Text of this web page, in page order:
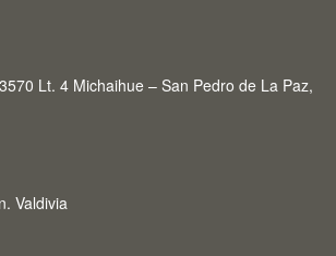
Lt. 4 Michaihue – San Pedro de La Paz,
Valdivia